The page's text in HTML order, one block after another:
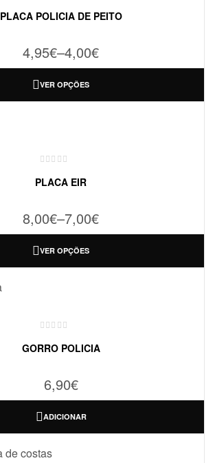
PLACA POLICIA DE PEITO
4,00€
–
4,95€
VER OPÇÕES
PLACA EIR
7,00€
–
8,00€
VER OPÇÕES
GORRO POLICIA
6,90€
ADICIONAR